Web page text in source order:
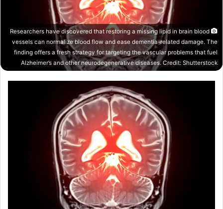
Researchers have discovered that restoring a missing lipid in brain blood
vessels can normalize blood flow and ease dementia-related damage. The
finding offers a fresh strategy for targeting the vascular problems that fuel
Alzheimer’s and other neurodegenerative diseases. Credit: Shutterstock